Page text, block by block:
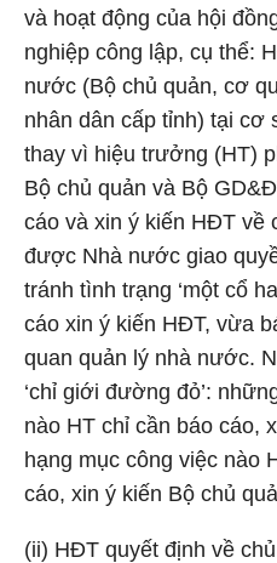
và hoạt động của hội
nghiệp công lập, cụ thể:
nước (Bộ chủ quản, cơ
nhân dân cấp tỉnh) tại cơ
thay vì hiệu trưởng (HT)
Bộ chủ quản và Bộ
cáo và xin ý kiến HĐT về
được Nhà nước giao
tránh tình trạng ‘một cổ
cáo xin ý kiến HĐT, vừa
quan quản lý nhà nước.
‘chỉ giới đường đỏ’:
nào HT chỉ cần báo cáo,
hạng mục công việc nào
cáo, xin ý kiến Bộ chủ
(ii) HĐT quyết định về